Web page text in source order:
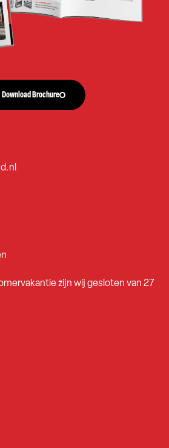
Download Brochure
zijn wij gesloten van 27